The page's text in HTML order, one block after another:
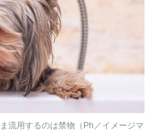
流用するのは禁物（Ph／イメージマ